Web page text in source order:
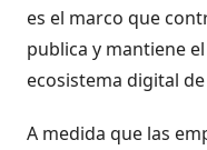
es el marco que
publica y mantiene
ecosistema digital
A medida que las